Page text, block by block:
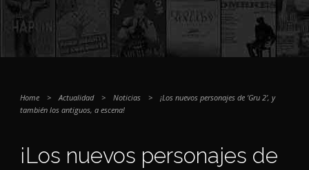
Home > Actualidad > Noticias >
¡Los nuevos personajes de ‘Gru 2’, y
también los antiguos, a escena!
¡Los nuevos personajes de